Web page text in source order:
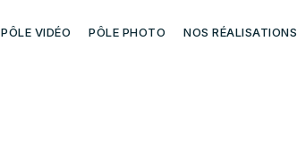
PÔLE VIDÉO PÔLE PHOTO NOS RÉALISATIONS